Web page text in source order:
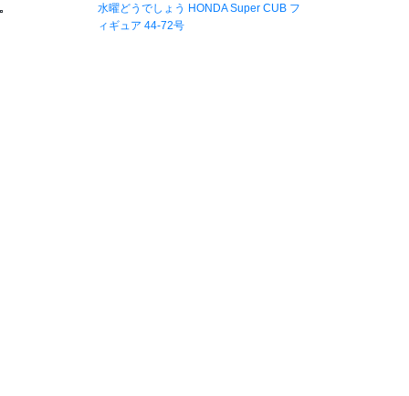
水曜どうでしょう HONDA Super CUB フ
ィギュア 44-72号